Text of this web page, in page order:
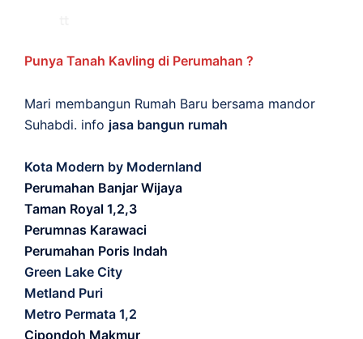
Punya Tanah Kavling di Perumahan ?
Mari membangun Rumah Baru bersama mandor
Suhabdi. info jasa bangun rumah
Kota Modern by Modernland
Perumahan Banjar Wijaya
Taman Royal 1,2,3
Perumnas Karawaci
Perumahan Poris Indah
Green Lake City
Metland Puri
Metro Permata 1,2
Cipondoh Makmur